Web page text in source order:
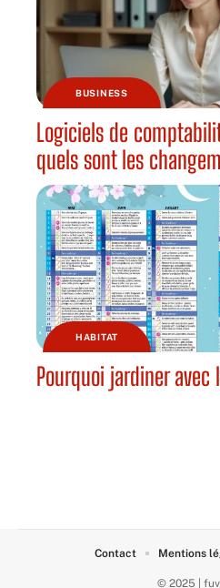
BUSINESS
Logiciels de
quels sont les
HABITAT
Pourquoi jardiner avec
© 2025 |
Contact Mentions